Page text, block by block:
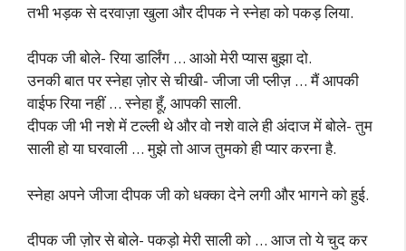
तभी भड़क से दरवाज़ा खुला और दीपक ने स्नेहा को पकड़ लिया.
दीपक जी बोले- रिया डार्लिंग … आओ मेरी प्यास बुझा दो.
उनकी बात पर स्नेहा ज़ोर से चीखी- जीजा जी प्लीज़ … मैं आपकी
वाईफ रिया नहीं … स्नेहा हूँ, आपकी साली.
दीपक जी भी नशे में टल्ली थे और वो नशे वाले ही अंदाज में बोले- तुम
साली हो या घरवाली … मुझे तो आज तुमको ही प्यार करना है.
स्नेहा अपने जीजा दीपक जी को धक्का देने लगी और भागने को हुई.
दीपक जी ज़ोर से बोले- पकड़ो मेरी साली को … आज तो ये चुद कर